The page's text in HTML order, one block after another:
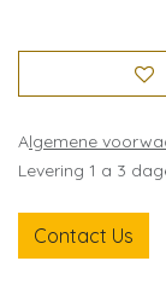
Algemene
Levering 1 a 3
Contact Us